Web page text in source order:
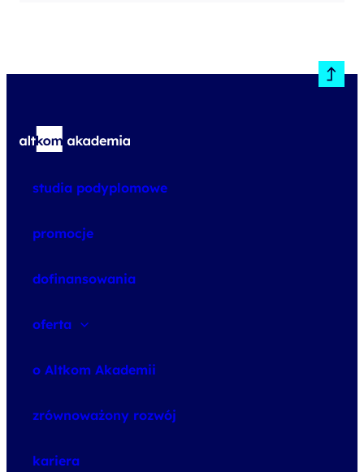
studia podyplomowe
promocje
dofinansowania
oferta
o Altkom Akademii
zrównoważony rozwój
kariera